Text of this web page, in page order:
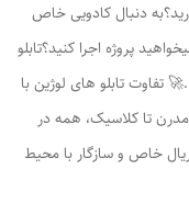
دنبال کادویی خاص
پروژه اجرا کنید؟تابلو
تفاوت تابلو های لوژين با
مدرن تا کلاسیک، همه در
خاص و سازگار با محیط